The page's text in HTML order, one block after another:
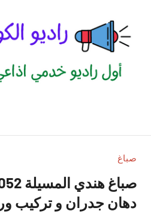
المحتوى
الكويت
للاعلانات
بالكويت
صباغ
دهان جدران و تركيب